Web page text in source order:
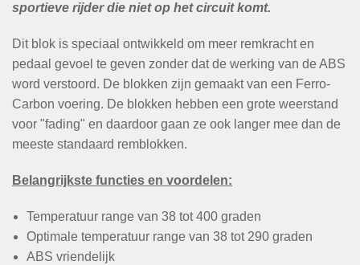
sportieve rijder die niet op het circuit komt.
Dit blok is speciaal ontwikkeld om meer remkracht en
pedaal gevoel te geven zonder dat de werking van de ABS
word verstoord. De blokken zijn gemaakt van een Ferro-
Carbon voering. De blokken hebben een grote weerstand
voor "fading" en daardoor gaan ze ook langer mee dan de
meeste standaard remblokken.
Belangrijkste functies en voordelen:
Temperatuur range van 38 tot 400 graden
Optimale temperatuur range van 38 tot 290 graden
ABS vriendelijk